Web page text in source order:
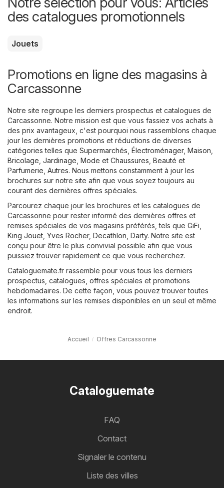
des catalogues promotionnels
Jouets
Promotions en ligne des magasins à
Carcassonne
Notre site regroupe les derniers prospectus et catalogues de
Carcassonne. Notre mission est que vous fassiez vos achats à
des prix avantageux, c'est pourquoi nous rassemblons chaque
jour les dernières promotions et réductions de diverses
catégories telles que Supermarchés Électroménager, Maison,
Bricolage, Jardinage Mode et Chaussures Beauté et
Parfumerie Autres. Nous mettons constamment à jour les
brochures sur notre site afin que vous soyez toujours au
courant des dernières offres spéciales.
Parcourez chaque jour les brochures et les catalogues de
Carcassonne pour rester informé des dernières offres et
remises spéciales de vos magasins préférés, tels que GiFi
King Jouet Yves Rocher, Decathlon Darty. Notre site est
conçu pour être le plus convivial possible afin que vous
puissiez trouver rapidement ce que vous recherchez.
Cataloguemate.fr rassemble pour vous tous les derniers
prospectus, catalogues, offres spéciales et promotions
hebdomadaires. De cette façon, vous pouvez trouver toutes
les informations sur les remises disponibles en un seul et même
endroit.
Accueil Offres Carcassonne
Cataloguemate
FAQ
Contact
Signaler le contenu
Liste des villes